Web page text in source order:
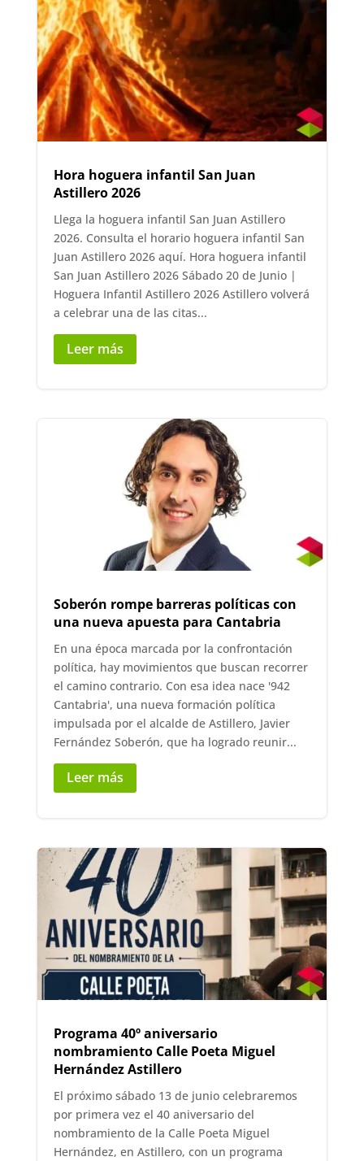
Hora hoguera infantil San Juan
Astillero 2026
Llega la hoguera infantil San Juan Astillero
2026. Consulta el horario hoguera infantil San
Juan Astillero 2026 aquí. Hora hoguera infantil
San Juan Astillero 2026 Sábado 20 de Junio |
Hoguera Infantil Astillero 2026 Astillero volverá
a celebrar una de las citas...
Leer más
Soberón rompe barreras políticas con
una nueva apuesta para Cantabria
En una época marcada por la confrontación
política, hay movimientos que buscan recorrer
el camino contrario. Con esa idea nace '942
Cantabria', una nueva formación política
impulsada por el alcalde de Astillero, Javier
Fernández Soberón, que ha logrado reunir...
Leer más
Programa 40º aniversario
nombramiento Calle Poeta Miguel
Hernández Astillero
El próximo sábado 13 de junio celebraremos
por primera vez el 40 aniversario del
nombramiento de la Calle Poeta Miguel
Hernández, en Astillero, con un programa